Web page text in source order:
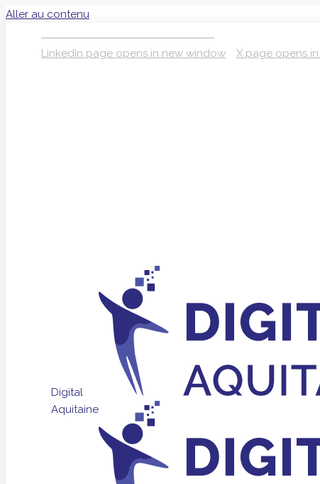
Aller au contenu
LinkedIn page opens in new window X page opens
Digital
Aquitaine